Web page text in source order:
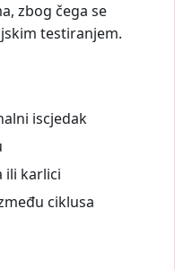
zbog čega se
testiranjem.
iscjedak
ili karlici
ciklusa